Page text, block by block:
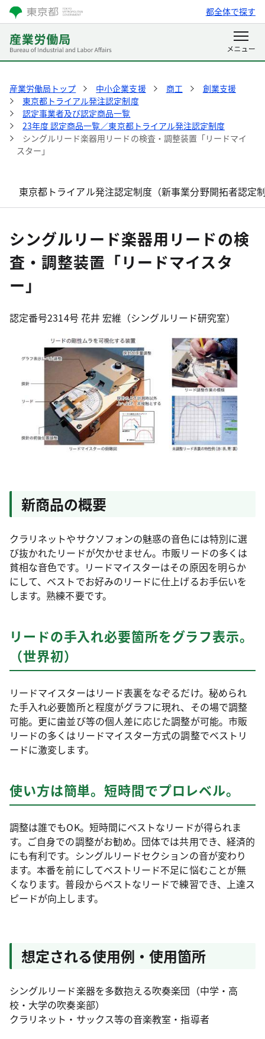
都全体で探す
産業労働局トップ 中小企業支援 商工
創業支援
東京都トライアル発注認定制度
認定事業者及び認定商品一覧
23年度 認定商品一覧／東京都トライアル発注認定制度
シングルリード楽器用リードの検査・調整装置「リードマイ
スター」
東京都トライアル発注認定制度（新事業分野開拓者認定
シングルリード楽器用リードの検
査・調整装置「リードマイスタ
ー」
認定番号2314号 花井 宏維（シングルリード研究室）
新商品の概要
クラリネットやサクソフォンの魅惑の音色には特別に選
び抜かれたリードが欠かせません。市販リードの多くは
貧相な音色です。リードマイスターはその原因を明らか
にして、ベストでお好みのリードに仕上げるお手伝いを
します。熟練不要です。
リードの手入れ必要箇所をグラフ表示。
（世界初）
リードマイスターはリード表裏をなぞるだけ。秘められ
た手入れ必要箇所と程度がグラフに現れ、その場で調整
可能。更に歯並び等の個人差に応じた調整が可能。市販
リードの多くはリードマイスター方式の調整でベストリ
ードに激変します。
使い方は簡単。短時間でプロレベル。
調整は誰でもOK。短時間にベストなリードが得られま
す。ご自身での調整がお勧め。団体では共用でき、経済的
にも有利です。シングルリードセクションの音が変わり
ます。本番を前にしてベストリード不足に悩むことが無
くなります。普段からベストなリードで練習でき、上達ス
ピードが向上します。
想定される使用例・使用箇所
シングルリード楽器を多数抱える吹奏楽団（中学・高
校・大学の吹奏楽部）
クラリネット・サックス等の音楽教室・指導者